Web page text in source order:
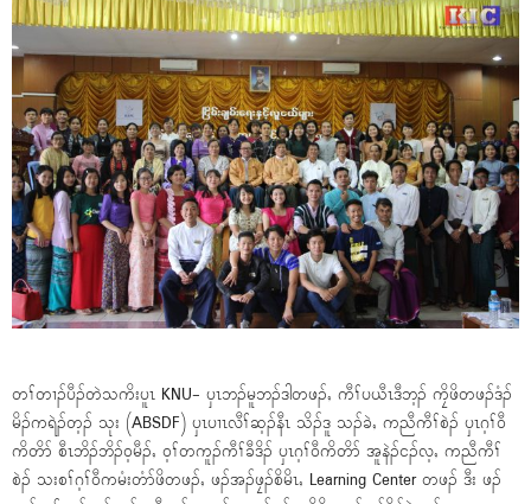
တၢ်တၢၣ်ပီၣ်တဲသကိးပူၤ KNU- ပှၤဘၣ်မူဘၣ်ဒါတဖၣ်ႇ ကီၢ်ပယီၤဒီဘ့ၣ် ကၠိဖိတဖၣ်ဒံၣ်
မိၣ်ကရဲၣ်တ့ၣ် သုး (ABSDF) ၦၤပၢၤလီၢ်ဆ့ၣ်နီၤ သိၣ်ဒူ သၣ်ခဲႇ ကညီကီၢ်စဲၣ် ၦၤဂ့ၢ်၀ီ
ကိတိာ် စီၤဘိၣ်ဘိၣ်၀့မီၣ်ႇ ၀့ၢ်တကူၣ်ကီၢ်ခီဒိၣ် ၦၤဂ့ၢ်၀ီကိတိာ် အူနဲၣ်ငၣ်လ့ႇ ကညီကီၢ်
စဲၣ် သးစၢ်ဂ့ၢ်၀ီကမံးတံာ်ဖိတဖၣ်ႇ ဖၣ်အၣ်ဖၠၣ်စိမိၤႇ Learning Center တဖၣ် ဒီး ဖၣ်